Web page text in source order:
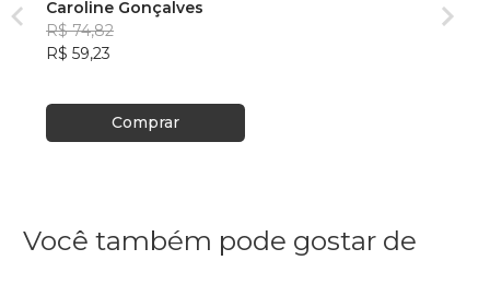
Caroline Gonçalves
R$ 74,82
R$ 59,23
Comprar
Você também pode gostar de